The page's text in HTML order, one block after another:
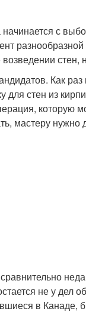
с
стен,
Как
для стен из
которую
мастеру нужно
не у дел
в Канаде,